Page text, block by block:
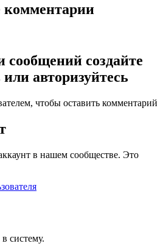
комментарии
создайте
авторизуйтесь
чтобы оставить комментарий
в нашем сообществе. Это
систему.